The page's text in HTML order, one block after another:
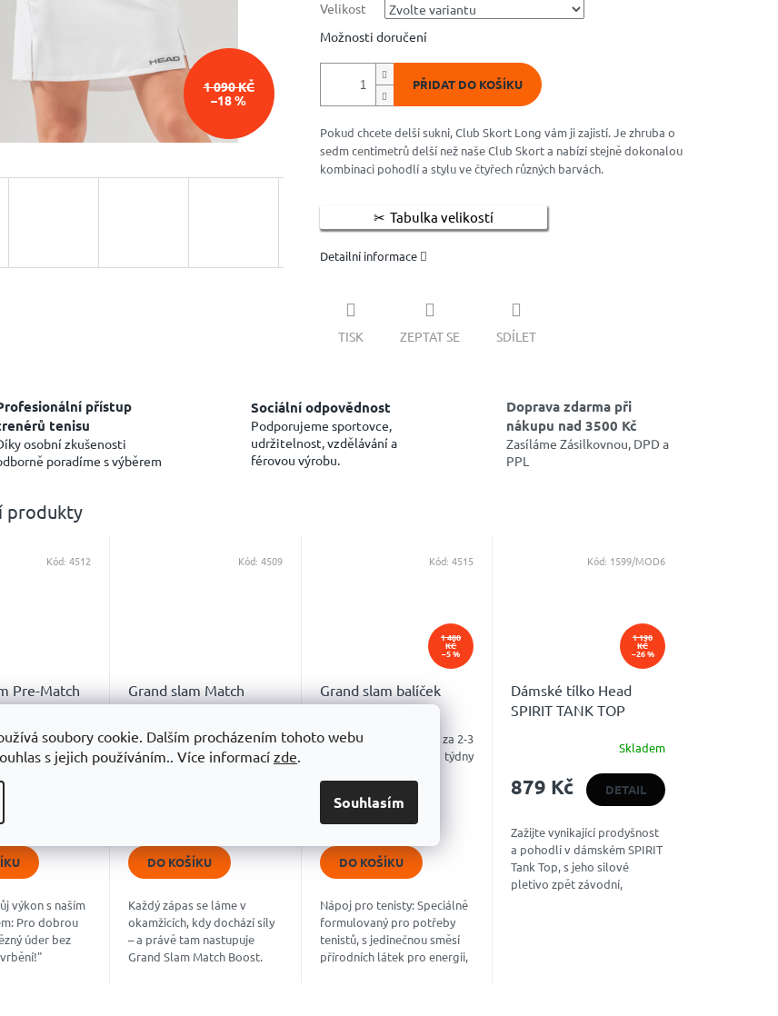
soubory cookie. Dalším procházením tohoto webu
s jejich používáním.. Více informacízde.
Souhlasím
1 090 KČ
–18 %
Velikost
Možnosti doručení
PŘIDAT DO KOŠÍKU
Pokud chcete delší sukni, Club Skort Long vám ji zajistí. Je zhruba o
sedm centimetrů delší než naše Club Skort a nabízí stejně dokonalou
kombinaci pohodlí a stylu ve čtyřech různých barvách.
Tabulka velikostí
Detailní informace
TISK ZEPTAT SE SDÍLET
přístup
tenisu
osobní zkušenosti
poradíme s výběrem
Sociální odpovědnost
Podporujeme sportovce,
udržitelnost, vzdělávání a
férovou výrobu.
Doprava zdarma při
nákupu nad 3500 Kč
Zasíláme Zásilkovnou, DPD a
PPL
produkty
Pre-Match
Skladem
výkon s naším
Pro dobrou
úder bez
Kód: 4512
Grand slam Match
Boost
Průměrné
hodnocení
5
hvězdiček.
Skladem za 2-3
týdny
DO KOŠÍKU
Každý zápas se láme v
okamžicích, kdy dochází síly
– a právě tam nastupuje
Grand Slam Match Boost.
Kód: 4509
1 480
KČ
–5 %
Grand slam balíček
produktu
4,9
5
hvězdiček.
Skladem za 2-3
týdny
1 399 Kč
DO KOŠÍKU
Nápoj pro tenisty: Speciálně
formulovaný pro potřeby
tenistů, s jedinečnou směsí
přírodních látek pro energii,
Kód:4515
1 190
KČ
–26 %
Dámské tílko Head
SPIRIT TANK TOP
Skladem
879 Kč DETAIL
Zažijte vynikající prodyšnost
a pohodlí v dámském SPIRIT
Tank Top, s jeho silové
pletivo zpět závodní,
Kód: 1599/MOD6